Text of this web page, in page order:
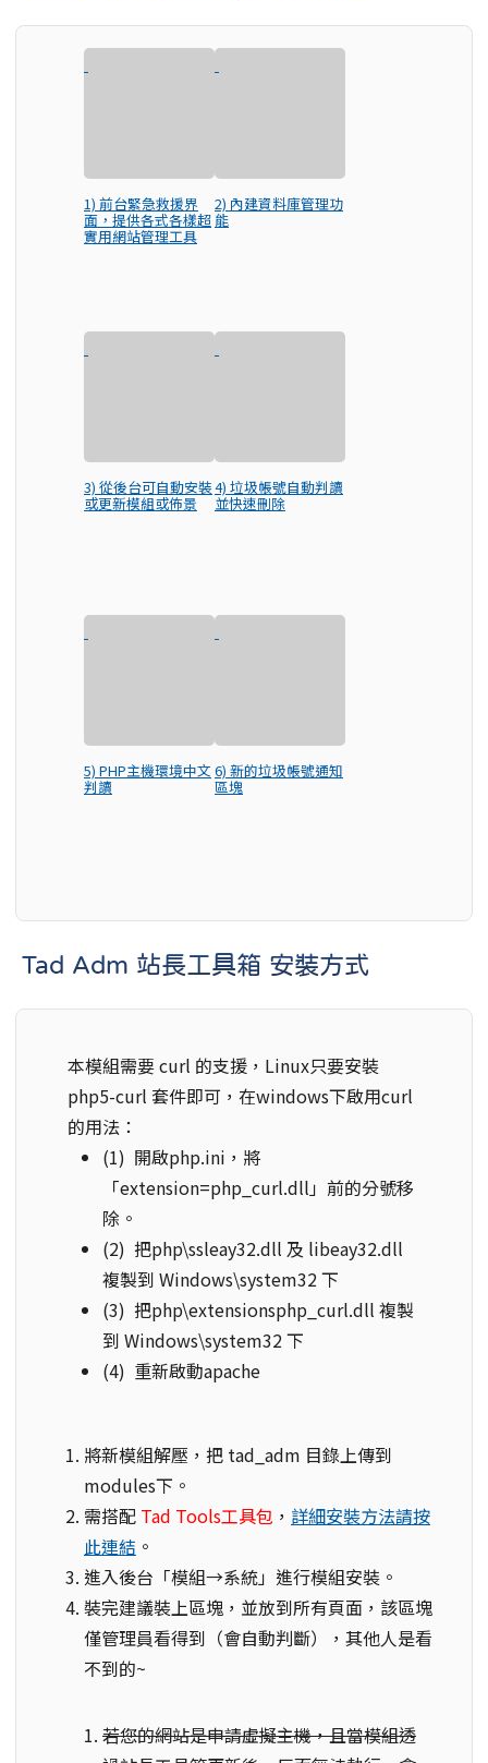
1) 前台緊急救援界
面，提供各式各樣超
實用網站管理工具
2) 內建資料庫管理功
能
3) 從後台可自動安裝
或更新模組或佈景
4) 垃圾帳號自動判讀
並快速刪除
5) PHP主機環境中文
判讀
6) 新的垃圾帳號通知
區塊
Tad Adm 站長工具箱 安裝方式
本模組需要 curl 的支援，Linux只要安裝
php5-curl 套件即可，在windows下啟用curl
的用法：
(1) 開啟php.ini，將
「extension=php_curl.dll」前的分號移
除。
(2) 把php\ssleay32.dll 及 libeay32.dll
複製到 Windows\system32 下
(3) 把php\extensionsphp_curl.dll 複製
到 Windows\system32 下
(4) 重新啟動apache
將新模組解壓，把 tad_adm 目錄上傳到
modules下。
需搭配 Tad Tools工具包 ， 詳細安裝方法請按
此連結 。
進入後台「模組→系統」進行模組安裝。
裝完建議裝上區塊，並放到所有頁面，該區塊
僅管理員看得到（會自動判斷），其他人是看
不到的~
若您的網站是申請虛擬主機，且當模組透